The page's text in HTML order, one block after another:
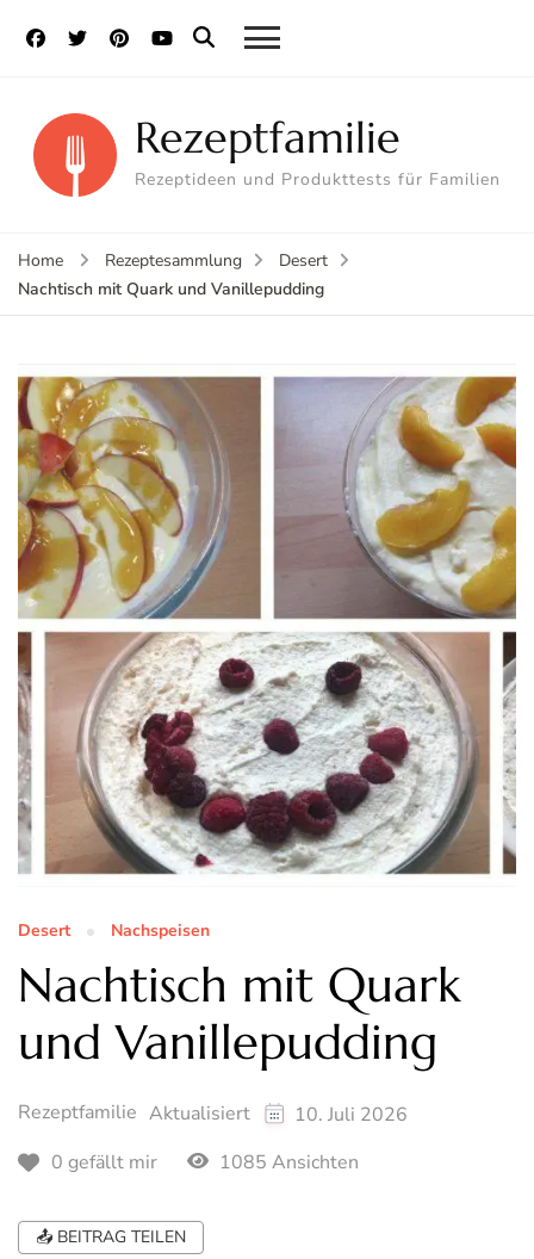
Rezeptfamilie
Rezeptideen und Produkttests für Familien
Home Rezeptesammlung
Desert
Nachtisch mit Quark und Vanillepudding
Desert Nachspeisen
Nachtisch mit Quark
und Vanillepudding
Rezeptfamilie Aktualisiert
10. Juli 2026
0 gefällt mir
1085 Ansichten
📤 BEITRAG TEILEN